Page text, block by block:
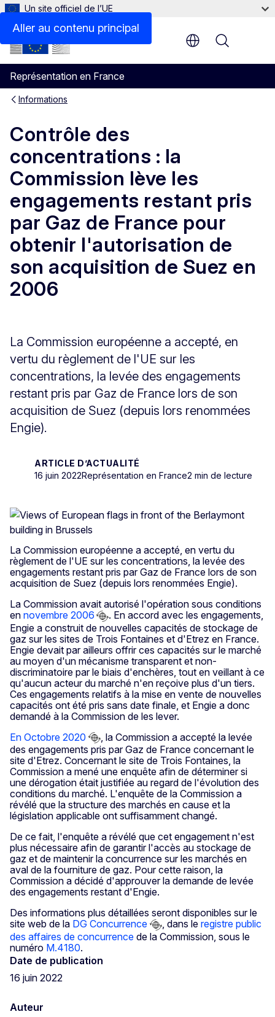
Aller au contenu principal
Un site officiel de l’UE
Représentation en France
Menu
Informations
Contrôle des
concentrations : la
Commission lève les
engagements restant pris
par Gaz de France pour
obtenir l'autorisation de
son acquisition de Suez en
2006
La Commission européenne a accepté, en
vertu du règlement de l'UE sur les
concentrations, la levée des engagements
restant pris par Gaz de France lors de son
acquisition de Suez (depuis lors renommées
Engie).
ARTICLE D’ACTUALITÉ
16 juin 2022Représentation en France2 min de lecture
La Commission européenne a accepté, en vertu du
règlement de l'UE sur les concentrations, la levée des
engagements restant pris par Gaz de France lors de son
acquisition de Suez (depuis lors renommées Engie).
La Commission avait autorisé l'opération sous conditions
en novembre 2006
. En accord avec les engagements,
Engie a construit de nouvelles capacités de stockage de
gaz sur les sites de Trois Fontaines et d'Etrez en France.
Engie devait par ailleurs offrir ces capacités sur le marché
au moyen d'un mécanisme transparent et non-
discriminatoire par le biais d'enchères, tout en veillant à ce
qu'aucun acteur du marché n'en reçoive plus d'un tiers.
Ces engagements relatifs à la mise en vente de nouvelles
capacités ont été pris sans date finale, et Engie a donc
demandé à la Commission de les lever.
En Octobre 2020
, la Commission a accepté la levée
des engagements pris par Gaz de France concernant le
site d'Etrez. Concernant le site de Trois Fontaines, la
Commission a mené une enquête afin de déterminer si
une dérogation était justifiée au regard de l'évolution des
conditions du marché. L'enquête de la Commission a
révélé que la structure des marchés en cause et la
législation applicable ont suffisamment changé.
De ce fait, l'enquête a révélé que cet engagement n'est
plus nécessaire afin de garantir l'accès au stockage de
gaz et de maintenir la concurrence sur les marchés en
aval de la fourniture de gaz. Pour cette raison, la
Commission a décidé d'approuver la demande de levée
des engagements restant d'Engie.
Des informations plus détaillées seront disponibles sur le
site web de la DG Concurrence , dans le registre public
des affaires de concurrence de la Commission, sous le
numéro M.4180.
Date de publication
16 juin 2022
Auteur